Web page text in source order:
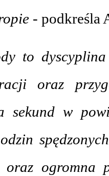
- podkreśla
to dyscyplina
oraz
sekund w
oraz ogromna